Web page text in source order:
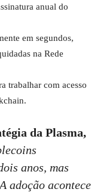
anual do
em segundos,
na Rede
trabalhar com acesso
da Plasma,
anos, mas
adoção acontece